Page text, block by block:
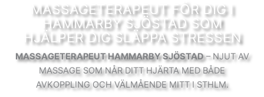
MASSAGETERAPEUT FÖR DIG I
HAMMARBY SJÖSTAD SOM
HJÄLPER DIG SLÄPPA STRESSEN
MASSAGETERAPEUT HAMMARBY SJÖSTAD– NJUT AV
MASSAGE SOM NÅR DITT HJÄRTA MED BÅDE
AVKOPPLING OCH VÄLMÅENDE MITT I STHLM.